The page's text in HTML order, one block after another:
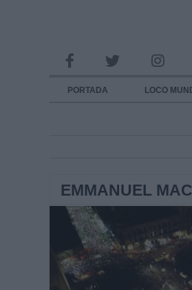
PORTADA LOCO
EMMANUEL
INFORMACION SOBRE LA
Responsable:
Información adicional
link